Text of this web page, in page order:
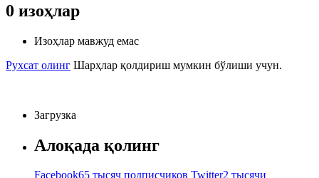
0 изоҳлар
Изоҳлар мавжуд емас
Рухсат олинг Шарҳлар қолдириш мумкин бўлиши учун.
Загрузка
Алоқада қолинг
Facebook65 тысяч подписчиков Twitter2 тысячи